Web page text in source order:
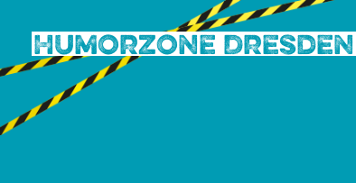
Humorzone Dresden